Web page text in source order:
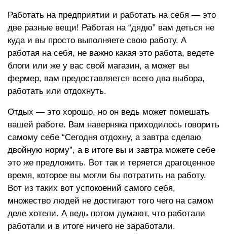
Работать на предприятии и работать на себя — это
две разные вещи! Работая на “дядю” вам деться не
куда и вы просто выполняете свою работу. А
работая на себя, не важно какая это работа, ведете
блоги или же у вас свой магазин, а может вы
фермер, вам предоставляется всего два выбора,
работать или отдохнуть.
Отдых — это хорошо, но он ведь может помешать
вашей работе. Вам наверняка приходилось говорить
самому себе “Сегодня отдохну, а завтра сделаю
двойную норму”, а в итоге вы и завтра можете себе
это же предложить. Вот так и теряется драгоценное
время, которое вы могли бы потратить на работу.
Вот из таких вот успокоений самого себя,
множество людей не достигают того чего на самом
деле хотели. А ведь потом думают, что работали
работали и в итоге ничего не заработали.